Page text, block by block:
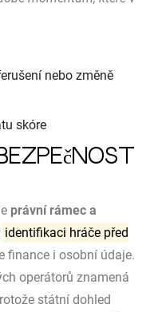
nebo změně
skóre
právní rámec a
identifikaci hráče před
finance i osobní údaje.
operátorů znamená
státní dohled